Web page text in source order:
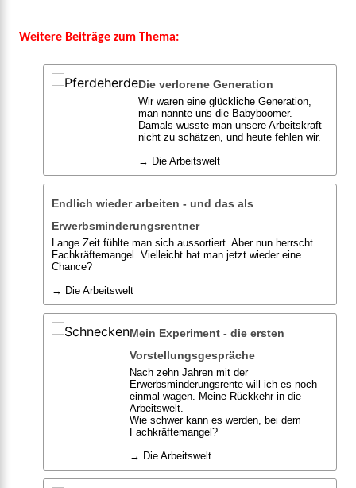
Weitere Beiträge zum Thema:
Die verlorene Generation
Wir waren eine glückliche Generation,
man nannte uns die Babyboomer.
Damals wusste man unsere Arbeitskraft
nicht zu schätzen, und heute fehlen wir.
→ Die Arbeitswelt
Endlich wieder arbeiten - und das als
Erwerbsminderungsrentner
Lange Zeit fühlte man sich aussortiert. Aber nun herrscht
Fachkräftemangel. Vielleicht hat man jetzt wieder eine
Chance?
→ Die Arbeitswelt
Mein Experiment - die ersten
Vorstellungsgespräche
Nach zehn Jahren mit der
Erwerbsminderungsrente will ich es noch
einmal wagen. Meine Rückkehr in die
Arbeitswelt.
Wie schwer kann es werden, bei dem
Fachkräftemangel?
→ Die Arbeitswelt